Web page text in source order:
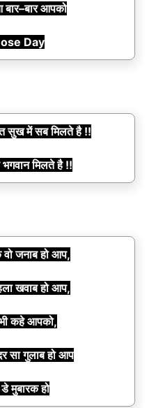
आपको
Day
सुख में सब मिलते है !!
मिलते है !!
जनाब हो आप,
खवाब हो आप,
कहे आपको,
सा गुलाब हो आप
मुबारक हो